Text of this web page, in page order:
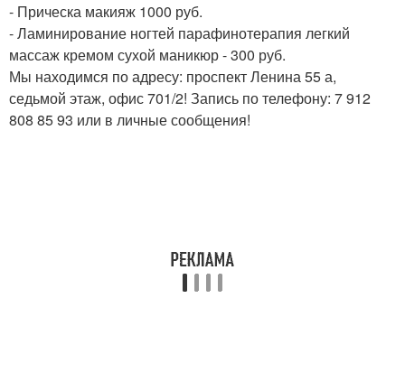
- Прическа макияж 1000 руб.
- Ламинирование ногтей парафинотерапия легкий
массаж кремом сухой маникюр - 300 руб.
Мы находимся по адресу: проспект Ленина 55 а,
седьмой этаж, офис 701/2! Запись по телефону: 7 912
808 85 93 или в личные сообщения!